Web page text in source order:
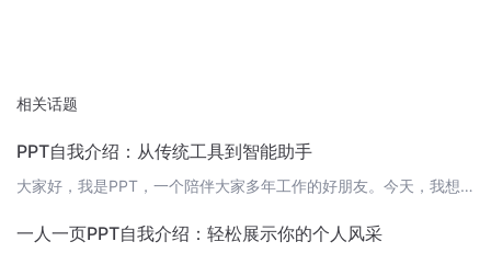
相关话题
PPT自我介绍：从传统工具到智能助手
大家好，我是PPT，一个陪伴大家多年工作的好朋友。今天，我想向大家介绍一下自己，以及我在数字化时代的新角色。 我是PPTPPT，全名为“演示文稿”（Presentation），最初是为了帮助人们更有效地传达信息、分享知识而设计的。从最早的幻灯片时代到如今的智能化阶段，我一直在不断进化，为大家提供便捷的演示制作服务。 传统PPT的局限在过去，制作PPT需要依赖专业软件，如Microsoft Powe
一人一页PPT自我介绍：轻松展示你的个人风采